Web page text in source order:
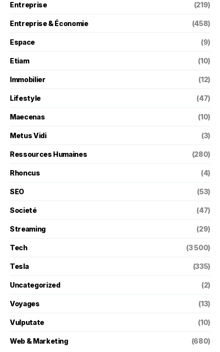
Entreprise (219)
Entreprise & Économie (458)
Espace (9)
Etiam (10)
Immobilier (12)
Lifestyle (47)
Maecenas (10)
Metus Vidi (3)
Ressources Humaines (280)
Rhoncus (4)
SEO (53)
Societé (47)
Streaming (29)
Tech (3 500)
Tesla (335)
Uncategorized (2)
Voyages (13)
Vulputate (10)
Web & Marketing (680)